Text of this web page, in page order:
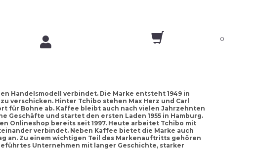
0
Handelsmodell verbindet. Die Marke entsteht 1949 in
verschicken. Hinter Tchibo stehen Max Herz und Carl
für Bohne ab. Kaffee bleibt auch nach vielen Jahrzehnten
und startet den ersten Laden 1955 in Hamburg.
Onlineshop bereits seit 1997. Heute arbeitet Tchibo mit
verbindet. Neben Kaffee bietet die Marke auch
an. Zu einem wichtigen Teil des Markenauftritts gehören
Unternehmen mit langer Geschichte, starker